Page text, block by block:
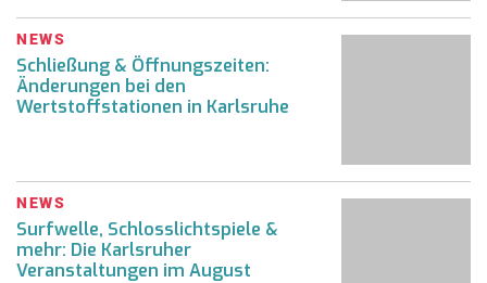
NEWS
Schließung & Öffnungszeiten:
Änderungen bei den
Wertstoffstationen in Karlsruhe
NEWS
Surfwelle, Schlosslichtspiele &
mehr: Die Karlsruher
Veranstaltungen im August